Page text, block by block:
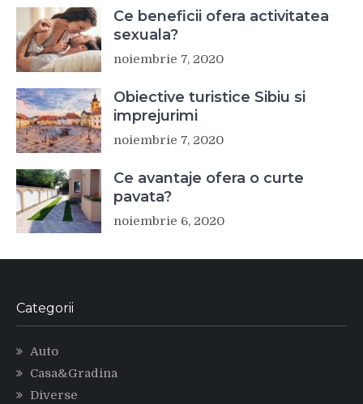
Ce beneficii ofera activitatea
sexuala?
noiembrie 7, 2020
Obiective turistice Sibiu si
imprejurimi
noiembrie 7, 2020
Ce avantaje ofera o curte
pavata?
noiembrie 6, 2020
Categorii
Auto
Casa&Gradina
Diverse